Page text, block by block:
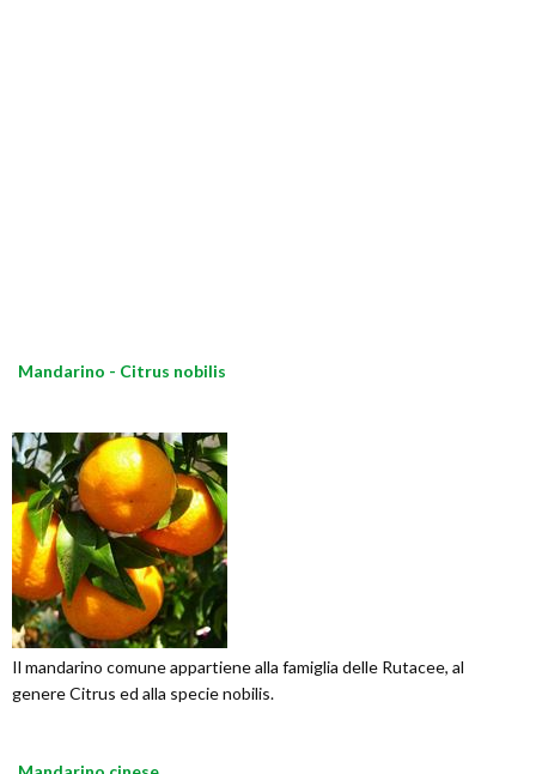
Mandarino - Citrus nobilis
Il mandarino comune appartiene alla famiglia delle Rutacee, al
genere Citrus ed alla specie nobilis.